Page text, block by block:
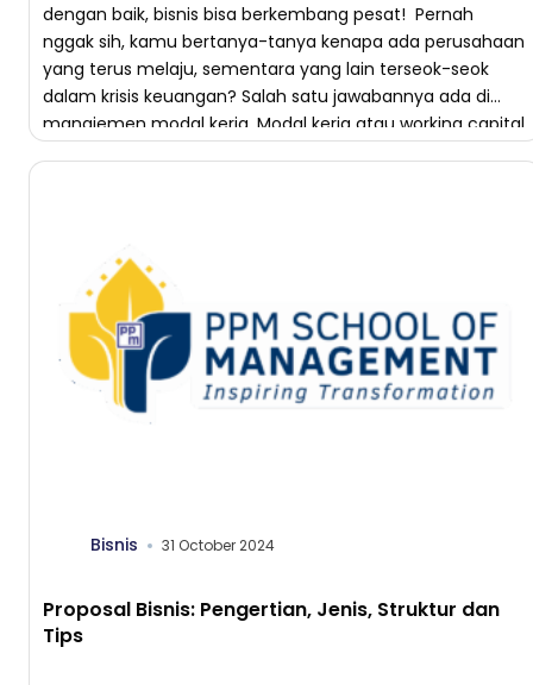
dengan baik, bisnis bisa berkembang pesat! Pernah
nggak sih, kamu bertanya-tanya kenapa ada perusahaan
yang terus melaju, sementara yang lain terseok-seok
dalam krisis keuangan? Salah satu jawabannya ada di
manajemen modal kerja. Modal kerja atau working capital
Bisnis 31 October 2024
Proposal Bisnis: Pengertian, Jenis, Struktur dan
Tips